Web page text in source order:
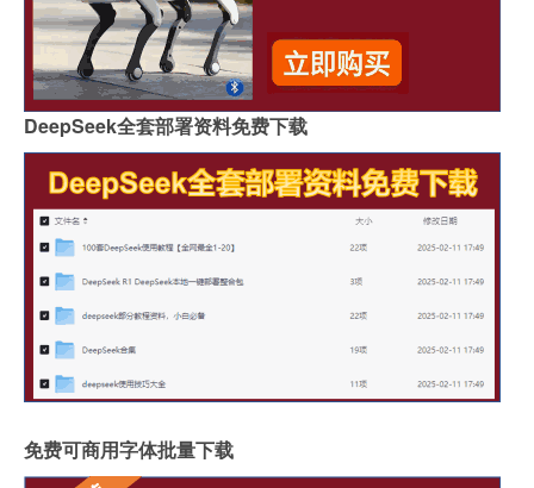
DeepSeek全套部署资料免费下载
免费可商用字体批量下载